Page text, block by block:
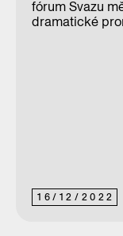
16/ 12/ 2022
fórum Svazu
dramatické